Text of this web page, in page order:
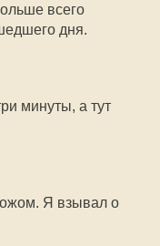
всего
дня.
минуты, а тут
Я взывал о